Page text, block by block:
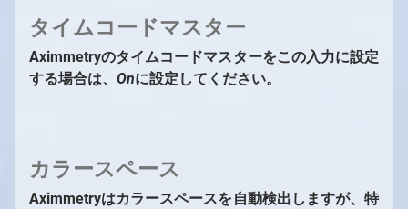
タイムコードマスター
Aximmetryのタイムコードマスターをこの入力に設定
する場合は、 Onに設定してください。
カラースペース
Aximmetryはカラースペースを自動検出しますが、特